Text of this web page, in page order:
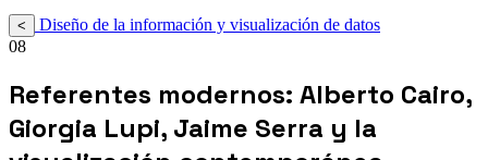
<
Diseño de la información y visualización de datos
08
Referentes modernos: Alberto Cairo,
Giorgia Lupi, Jaime Serra y la